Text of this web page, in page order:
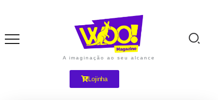
A imaginação ao seu alcance
Lojinha